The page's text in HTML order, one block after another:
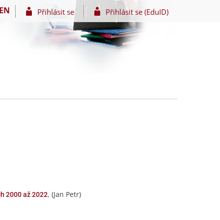
Přihlásit se Přihlásit se (EduID)
2000 až 2022. (Jan Petr)